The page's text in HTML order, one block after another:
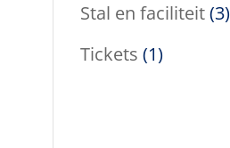
Stal en faciliteit(3)
Tickets (1)